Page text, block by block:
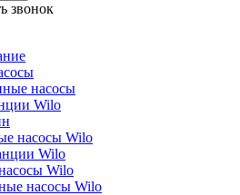
звонок
насосы
Wilo
насосы Wilo
Wilo
Wilo
насосы Wilo